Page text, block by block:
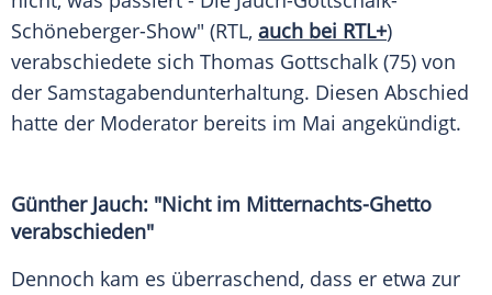
Schöneberger-Show" (RTL, auch bei RTL+)
verabschiedete sich Thomas Gottschalk (75) von
der Samstagabendunterhaltung. Diesen Abschied
hatte der Moderator bereits im Mai angekündigt.
Günther Jauch: "Nicht im Mitternachts-Ghetto
verabschieden"
Dennoch kam es überraschend, dass er etwa zur